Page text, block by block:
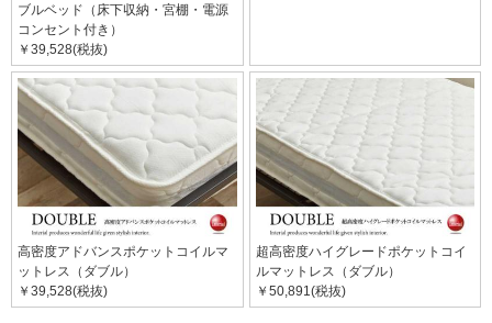
ブルベッド（床下収納・宮棚・電源
コンセント付き）
￥39,528(税抜)
高密度アドバンスポケットコイルマ
ットレス（ダブル）
￥39,528(税抜)
超高密度ハイグレードポケットコイ
ルマットレス（ダブル）
￥50,891(税抜)